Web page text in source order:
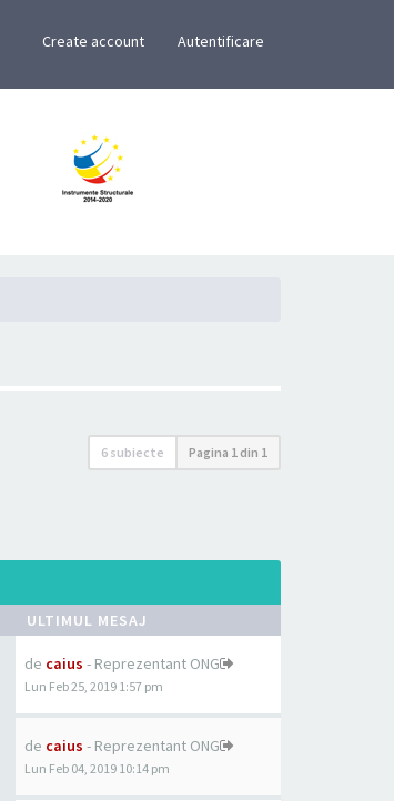
Create account Autentificare
6 subiecte Pagina 1 din 1
ULTIMUL MESAJ
de caius - Reprezentant ONG
Lun Feb 25, 2019 1:57 pm
de caius - Reprezentant ONG
Lun Feb 04, 2019 10:14 pm